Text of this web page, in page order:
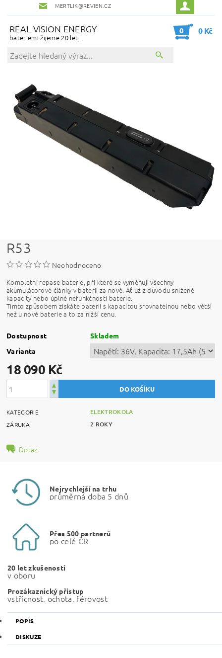
MERTLIK@REVIEN.CZ
REAL VISION ENERGY
bateriemi žijeme 20 let...
0 0 Kč
R53
Neohodnoceno
Kompletní repase baterie, při které se vyměňují všechny
akumulátorové články v baterii za nové. Ať už z důvodu snížené
kapacity nebo úplné nefunkčnosti baterie.
Tímto způsobem získáte baterii s kapacitou srovnatelnou nebo větší
než u nové baterie a to za nižší cenu.
Dostupnost
Skladem
Varianta
18 090 Kč
KATEGORIE ELEKTROKOLA
ZÁRUKA 2 ROKY
Dotaz
Nejrychlejší na trhu
průměrná doba 5 dnů
Přes 500 partnerů
po celé ČR
20 let zkušeností
v oboru
Prozákaznický přístup
vstřícnost, ochota, férovost
POPIS
DISKUZE